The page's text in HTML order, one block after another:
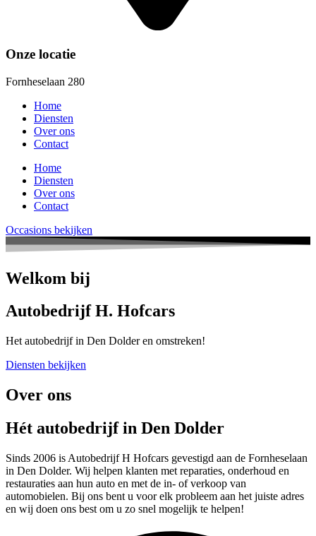
Onze locatie
Fornheselaan 280
Home
Diensten
Over ons
Contact
Home
Diensten
Over ons
Contact
Occasions bekijken
Welkom bij
Autobedrijf H. Hofcars
Het autobedrijf in Den Dolder en omstreken!
Diensten bekijken
Over ons
Hét autobedrijf in Den Dolder
Sinds 2006 is Autobedrijf H Hofcars gevestigd aan de Fornheselaan
in Den Dolder. Wij helpen klanten met reparaties, onderhoud en
restauraties aan hun auto en met de in- of verkoop van
automobielen. Bij ons bent u voor elk probleem aan het juiste adres
en wij doen ons best om u zo snel mogelijk te helpen!